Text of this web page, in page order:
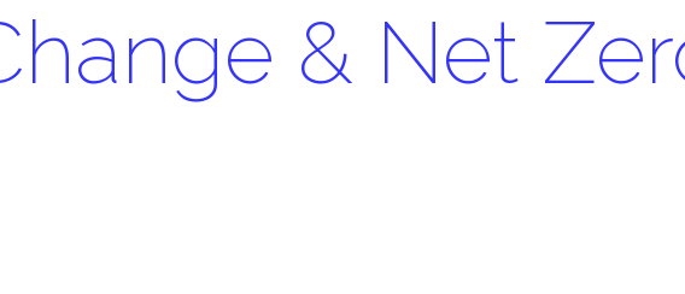
& Net